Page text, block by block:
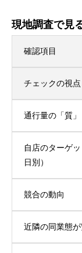
現地調査で見
確認項目
チェックの視点
通行量の「質」
自店のターゲ
日別）
競合の動向
近隣の同業態